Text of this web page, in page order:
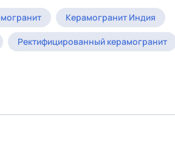
Керамогранит Индия
Ректифицированный керамогранит